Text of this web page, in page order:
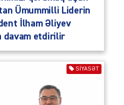
Ümummilli Liderin
İlham Əliyev
davam etdirilir
SIYASƏT